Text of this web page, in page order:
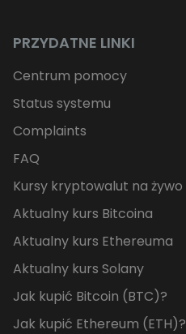
PRZYDATNE LINKI
Centrum pomocy
Status systemu
Complaints
FAQ
Kursy kryptowalut na żywo
Aktualny kurs Bitcoina
Aktualny kurs Ethereuma
Aktualny kurs Solany
Jak kupić Bitcoin (BTC)?
Jak kupić Ethereum (ETH)?